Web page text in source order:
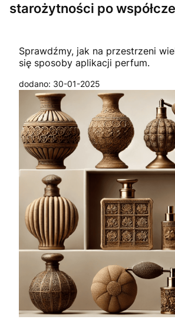
starożytności po
Sprawdźmy, jak na przestrzeni
się sposoby aplikacji perfum.
dodano: 30-01-2025